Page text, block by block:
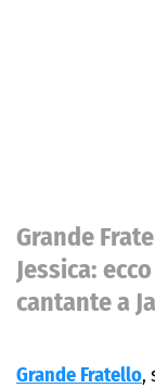
Grande
Jessica:
cantante a
Grande Fratello,